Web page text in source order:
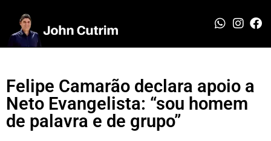
Felipe Camarão declara apoio a
Neto Evangelista: “sou homem
de palavra e de grupo”